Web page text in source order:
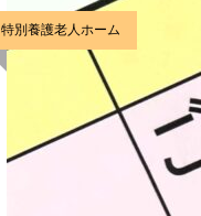
特別養護老人ホーム